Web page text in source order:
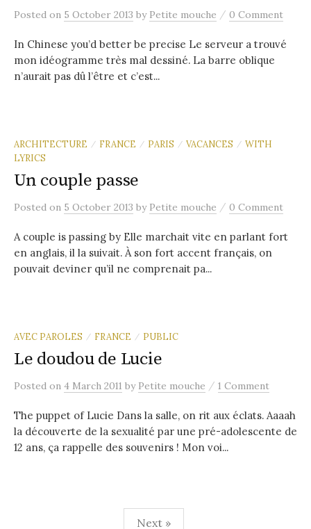
Posted on 5 October 2013 by Petite mouche / 0 Comment
In Chinese you’d better be precise Le serveur a trouvé
mon idéogramme très mal dessiné. La barre oblique
n’aurait pas dû l’être et c’est...
ARCHITECTURE / FRANCE / PARIS / VACANCES / WITH
LYRICS
Un couple passe
Posted on 5 October 2013 by Petite mouche / 0 Comment
A couple is passing by Elle marchait vite en parlant fort
en anglais, il la suivait. À son fort accent français, on
pouvait deviner qu’il ne comprenait pa...
AVEC PAROLES / FRANCE / PUBLIC
Le doudou de Lucie
Posted on 4 March 2011 by Petite mouche / 1 Comment
The puppet of Lucie Dans la salle, on rit aux éclats. Aaaah
la découverte de la sexualité par une pré-adolescente de
12 ans, ça rappelle des souvenirs ! Mon voi...
Next »